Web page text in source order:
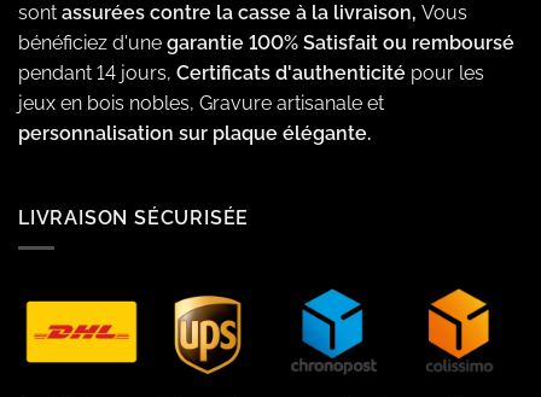
sont assurées contre la casse à la livraison, Vous
bénéficiez d'une garantie 100% Satisfait ou remboursé
pendant 14 jours, Certificats d'authenticité pour les
jeux en bois nobles, Gravure artisanale et
personnalisation sur plaque élégante.
LIVRAISON SÉCURISÉE